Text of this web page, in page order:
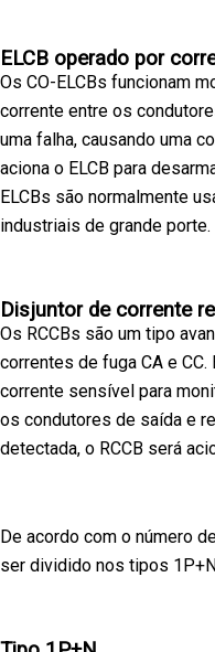
ELCB operado por
Os CO-ELCBs funcionam
corrente entre os
uma falha, causando uma
aciona o ELCB para
ELCBs são normalmente
industriais de grande porte.
Disjuntor de corrente
Os RCCBs são um tipo
correntes de fuga CA e
corrente sensível para
os condutores de saída e
detectada, o RCCB será
De acordo com o número
ser dividido nos tipos